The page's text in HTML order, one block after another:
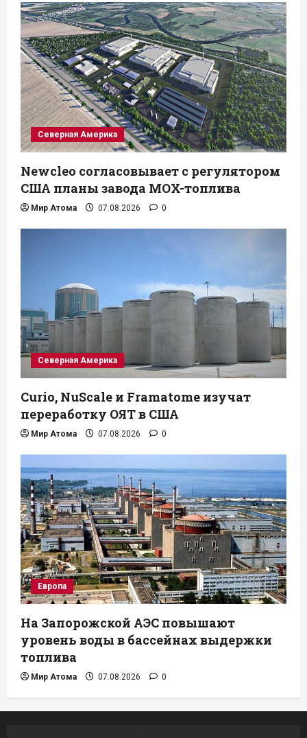
Северная Америка
Newcleo согласовывает с регулятором
США планы завода MOX-топлива
Мир Атома 07.08.2026 0
Северная Америка
Curio, NuScale и Framatome изучат
переработку ОЯТ в США
Мир Атома 07.08.2026 0
Европа
На Запорожской АЭС повышают
уровень воды в бассейнах выдержки
топлива
Мир Атома 07.08.2026 0